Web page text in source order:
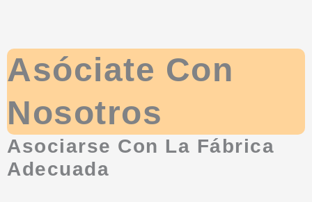
Asóciate Con
Nosotros
Asociarse Con La Fábrica
Adecuada